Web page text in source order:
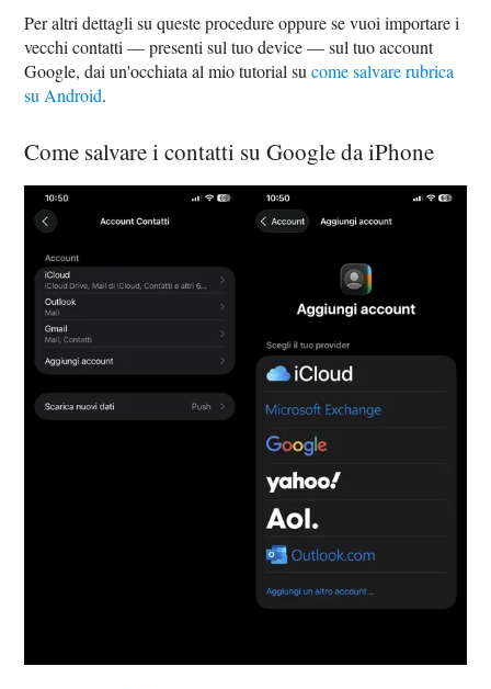
Per altri dettagli su queste procedure oppure se vuoi importare i
vecchi contatti — presenti sul tuo device — sul tuo account
Google, dai un'occhiata al mio tutorial sucome salvare rubrica
su Android.
Come salvare i contatti su Google da iPhone